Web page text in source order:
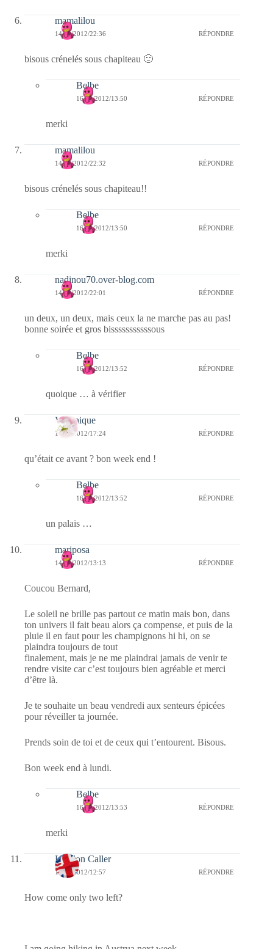
mamalilou
14/09/2012/22:36 RÉPONDRE
bisous crénelés sous chapiteau 🙂
Belbe
16/09/2012/13:50 RÉPONDRE
merki
mamalilou
14/09/2012/22:32 RÉPONDRE
bisous crénelés sous chapiteau!!
Belbe
16/09/2012/13:50 RÉPONDRE
merki
nadinou70.over-blog.com
14/09/2012/22:01 RÉPONDRE
un deux, un deux, mais ceux la ne marche pas au pas!
bonne soirée et gros bisssssssssssous
Belbe
16/09/2012/13:52 RÉPONDRE
quoique … à vérifier
Véronique
14/09/2012/17:24 RÉPONDRE
qu’était ce avant ? bon week end !
Belbe
16/09/2012/13:52 RÉPONDRE
un palais …
mariposa
14/09/2012/13:13 RÉPONDRE
Coucou Bernard,
Le soleil ne brille pas partout ce matin mais bon, dans
ton univers il fait beau alors ça compense, et puis de la
pluie il en faut pour les champignons hi hi, on se
plaindra toujours de tout
finalement, mais je ne me plaindrai jamais de venir te
rendre visite car c’est toujours bien agréable et merci
d’être là.
Je te souhaite un beau vendredi aux senteurs épicées
pour réveiller ta journée.
Prends soin de toi et de ceux qui t’entourent. Bisous.
Bon week end à lundi.
Belbe
16/09/2012/13:53 RÉPONDRE
merki
London Caller
14/09/2012/12:57 RÉPONDRE
How come only two left?